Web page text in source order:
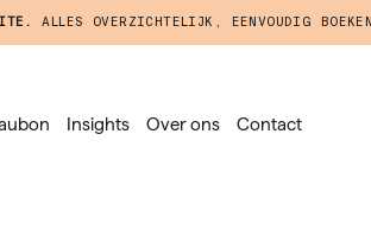
ALLES OVERZICHTELIJK, EENVOUDIG
Insights Over ons Contact